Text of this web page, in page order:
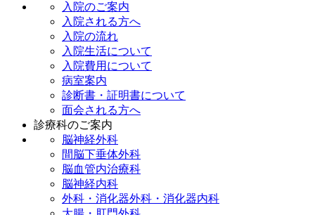
入院のご案内
入院される方へ
入院の流れ
入院生活について
入院費用について
病室案内
診断書・証明書について
面会される方へ
診療科のご案内
脳神経外科
間脳下垂体外科
脳血管内治療科
脳神経内科
外科・消化器外科・消化器内科